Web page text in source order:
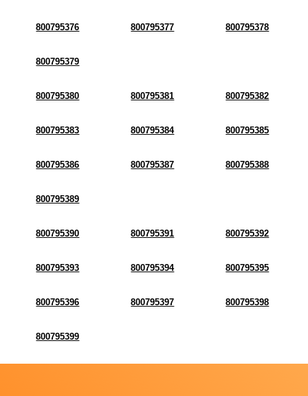
800795376 800795377 800795378
800795379
800795380 800795381 800795382
800795383 800795384 800795385
800795386 800795387 800795388
800795389
800795390 800795391 800795392
800795393 800795394 800795395
800795396 800795397 800795398
800795399